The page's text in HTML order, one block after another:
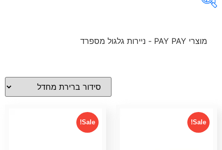
מוצרי PAY PAY - ניירות גלגול מספרד
Sale!
Sale!